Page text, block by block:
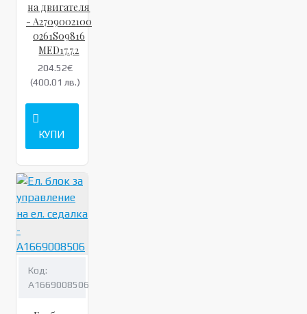
на двигателя
- A2709002100
0261S09816
MED17.7.2
204.52€
(400.01 лв.)
КУПИ
Код:
A1669008506